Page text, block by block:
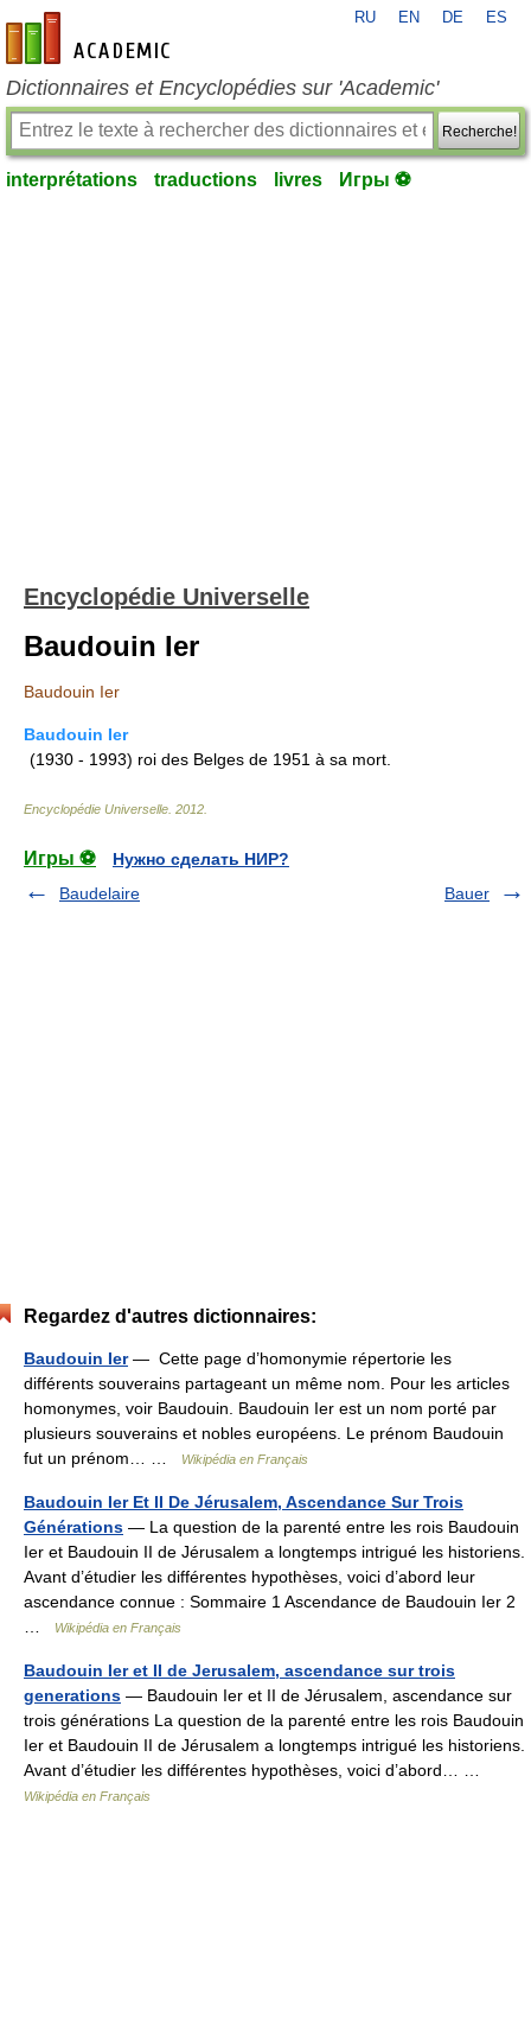
fr-academic.com
RU EN DE ES
Dictionnaires et Encyclopédies sur 'Academic'
Recherche!
interprétations traductions livres Игры ⚽
Encyclopédie Universelle
Baudouin Ier
Baudouin Ier
Baudouin Ier
(1930 - 1993) roi des Belges de 1951 à sa mort.
Encyclopédie Universelle 2012
Игры ⚽
Нужно сделать НИР?
Baudelaire
Bauer
Regardez d'autres dictionnaires:
Baudouin Ier— Cette page d’homonymie répertorie les
différents souverains partageant un même nom. Pour les articles
homonymes, voir Baudouin. Baudouin Ier est un nom porté par
plusieurs souverains et nobles européens. Le prénom Baudouin
fut un prénom… …
Wikipédia en Français
Baudouin Ier Et II De Jérusalem, Ascendance Sur Trois
Générations — La question de la parenté entre les rois Baudouin
Ier et Baudouin II de Jérusalem a longtemps intrigué les historiens.
Avant d’étudier les différentes hypothèses, voici d’abord leur
ascendance connue : Sommaire 1 Ascendance de Baudouin Ier 2
Wikipédia en Français
Baudouin Ier et II de Jerusalem, ascendance sur trois
generations — Baudouin Ier et II de Jérusalem, ascendance sur
trois générations La question de la parenté entre les rois Baudouin
Ier et Baudouin II de Jérusalem a longtemps intrigué les historiens.
Avant d’étudier les différentes hypothèses, voici d’abord… …
Wikipédia en Français